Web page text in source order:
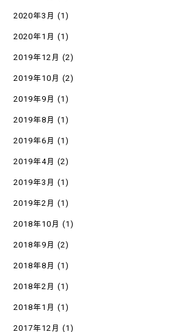
2020年3月 (1)
2020年1月 (1)
2019年12月 (2)
2019年10月 (2)
2019年9月 (1)
2019年8月 (1)
2019年6月 (1)
2019年4月 (2)
2019年3月 (1)
2019年2月 (1)
2018年10月 (1)
2018年9月 (2)
2018年8月 (1)
2018年2月 (1)
2018年1月 (1)
2017年12月 (1)